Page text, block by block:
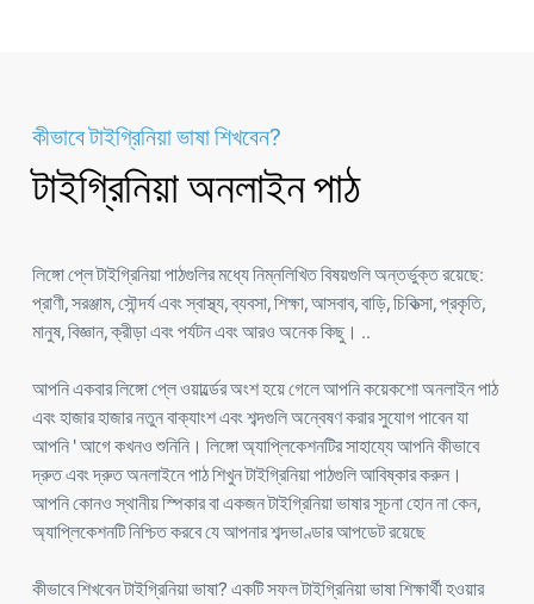
কীভাবে টাইগ্রিনিয়া ভাষা শিখবেন?
টাইগ্রিনিয়া অনলাইন পাঠ
লিঙ্গো প্লে টাইগ্রিনিয়া পাঠগুলির মধ্যে নিম্নলিখিত বিষয়গুলি অন্তর্ভুক্ত রয়েছে:
প্রাণী, সরঞ্জাম, সৌন্দর্য এবং স্বাস্থ্য, ব্যবসা, শিক্ষা, আসবাব, বাড়ি, চিকিত্সা, প্রকৃতি,
মানুষ, বিজ্ঞান, ক্রীড়া এবং পর্যটন এবং আরও অনেক কিছু। ..
আপনি একবার লিঙ্গো প্লে ওয়ার্ল্ডের অংশ হয়ে গেলে আপনি কয়েকশো অনলাইন পাঠ
এবং হাজার হাজার নতুন বাক্যাংশ এবং শব্দগুলি অন্বেষণ করার সুযোগ পাবেন যা
আপনি ' আগে কখনও শুনিনি। লিঙ্গো অ্যাপ্লিকেশনটির সাহায্যে আপনি কীভাবে
দ্রুত এবং দ্রুত অনলাইনে পাঠ শিখুন টাইগ্রিনিয়া পাঠগুলি আবিষ্কার করুন।
আপনি কোনও স্থানীয় স্পিকার বা একজন টাইগ্রিনিয়া ভাষার সূচনা হোন না কেন,
অ্যাপ্লিকেশনটি নিশ্চিত করবে যে আপনার শব্দভাণ্ডার আপডেট রয়েছে
কীভাবে শিখবেন টাইগ্রিনিয়া ভাষা? একটি সফল টাইগ্রিনিয়া ভাষা শিক্ষার্থী হওয়ার